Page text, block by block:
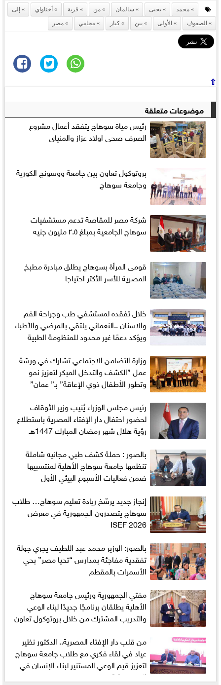
محمد يحيى سالمان من قرية أخناواي
إلى
الصفوف
الأولى بين كبار محامي مصر
⇧
موضوعات متعلقة
رئيس مياة سوهاج يتفقد أعمال مشروع
الصرف صحى اولاد عزاز والمنياى
بروتوكول تعاون بين جامعة ووسونج الكورية
وجامعة سوهاج
شركة مصر للمقاصة تدعم مستشفيات
سوهاج الجامعية بمبلغ ٢.٥ مليون جنيه
قومى المرأة بسوهاج يطلق مبادرة مطبخ
المصرية للأسر الأكثر احتياجا
خلال تفقده لمستشفي طب وجراحة الفم
والاسنان ..النعماني يلتقي بالمرضي والأطباء
ويؤكد دعمًا غير محدود للمنظومة الطبية
وزارة التضامن الاجتماعي تشارك في ورشة
عمل ”الكشف والتدخل المبكر لتعزيز نمو
وتطور الأطفال ذوي الإعاقة” بـ” عمان”
رئيس مجلس الوزراء يُنيب وزير الأوقاف
لحضور احتفال دار الإفتاء المصرية باستطلاع
رؤية هلال شهر رمضان المبارك 1447هـ
بالصور : حملة كشف طبي مجانيه شاملة
تنظمها جامعة سوهاج الأهلية لمنتسبيها
ضمن فعاليات الأسبوع البيئي الأول
إنجاز جديد يرسّخ ريادة تعليم سوهاج… طلاب
سوهاج يتصدرون الجمهورية في معرض
ISEF 2026
بالصور: الوزير محمد عبد اللطيف يجري جولة
تفقدية مفاجئة بمدارس “تحيا مصر” بحي
الأسمرات بالمقطم
مفتي الجمهورية ورئيس جامعة سوهاج
الأهلية يطلقان برنامجًا جديدًا لبناء الوعي
والتدريب المشترك من خلال بروتوكول تعاون
مشترك
من قلب دار الإفتاء المصرية.. الدكتور نظير
عياد في لقاء فكري مع طلاب جامعة سوهاج
لتعزيز قيم الوعي المستنير لبناء الإنسان في
الجمهورية الجديدة